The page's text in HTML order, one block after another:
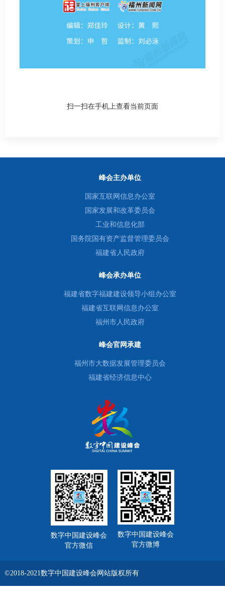
扫一扫在手机上查看当前页面
峰会主办单位
国家互联网信息办公室
国家发展和改革委员会
工业和信息化部
国务院国有资产监督管理委员会
福建省人民政府
峰会承办单位
福建省数字福建建设领导小组办公室
福建省互联网信息办公室
福州市人民政府
峰会官网承建
福州市大数据发展管理委员会
福建省经济信息中心
数字中国建设峰会
官方微信
数字中国建设峰会
官方微博
©2018-2021数字中国建设峰会网站版权所有